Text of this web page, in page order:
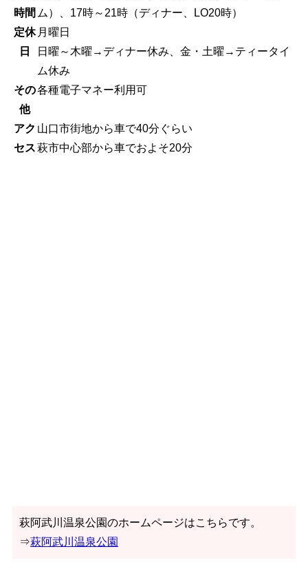
時間 ム）、17時～21時（ディナー、LO20時）
定休
日
月曜日
日曜～木曜→ディナー休み、金・土曜→ティータイ
ム休み
その
他
各種電子マネー利用可
アク
セス
山口市街地から車で40分ぐらい
萩市中心部から車でおよそ20分
萩阿武川温泉公園のホームページはこちらです。
⇒萩阿武川温泉公園